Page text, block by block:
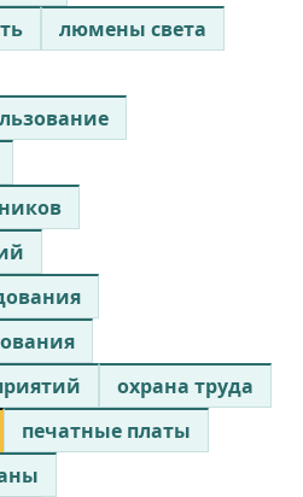
люмены света
охрана труда
печатные платы